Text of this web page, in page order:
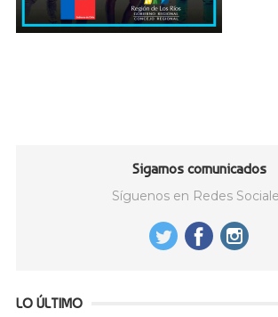
Sigamos comunicados
Síguenos en Redes
LO ÚLTIMO